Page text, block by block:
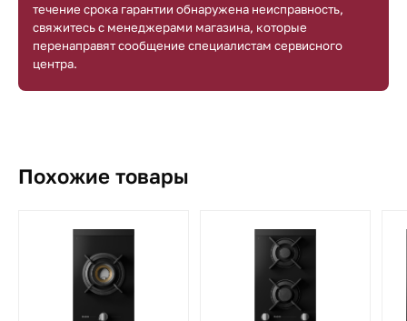
течение срока гарантии обнаружена неисправность,
свяжитесь с менеджерами магазина, которые
перенаправят сообщение специалистам сервисного
центра.
Похожие товары